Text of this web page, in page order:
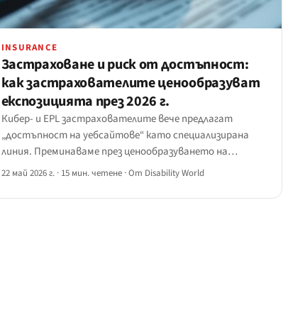
INSURANCE
Застраховане и риск от достъпност:
как застрахователите ценообразуват
експозицията през 2026 г.
Кибер- и EPL застрахователите вече предлагат
„достъпност на уебсайтове“ като специализирана
линия. Преминаваме през ценообразуването на
експозицията през 2026 г. — въпросници преди
на премиите и тригерите за щети, които движат
22 май 2026 г. · 15 мин. четене ·От Disability World